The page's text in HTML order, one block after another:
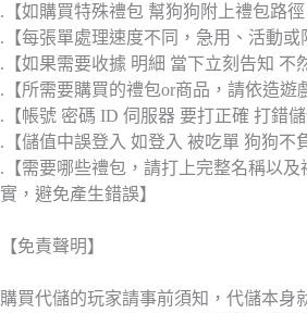
.【如購買特殊禮包 幫狗狗附上禮包路徑
.【每張單處理速度不同，急用、活動或
.【如果需要收據 明細 當下立刻告知 不
.【所需要購買的禮包or商品，請依造遊
.【帳號 密碼 ID 伺服器 要打正確 打錯儲
.【儲值中誤登入 如登入 被吃單 狗狗不
.【需要哪些禮包，請打上完整名稱以
實，避免產生錯誤】
【免責聲明】
購買代儲的玩家請事前須知，代儲本身